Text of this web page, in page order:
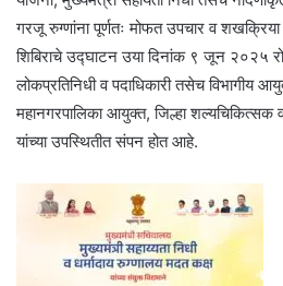
गरजू रुग्णांना पूर्णतः मोफत उपचार व
शिबिराचे उद्घाटन उया दिनांक ९ जून २०२५
लोकप्रतिनिधी व पदाधिकारी तसेच विभागीय
महानगरपालिका आयुक्त, जिल्हा शल्यचिकित्सक व
यांच्या उपस्थितीत संपन होत आहे.